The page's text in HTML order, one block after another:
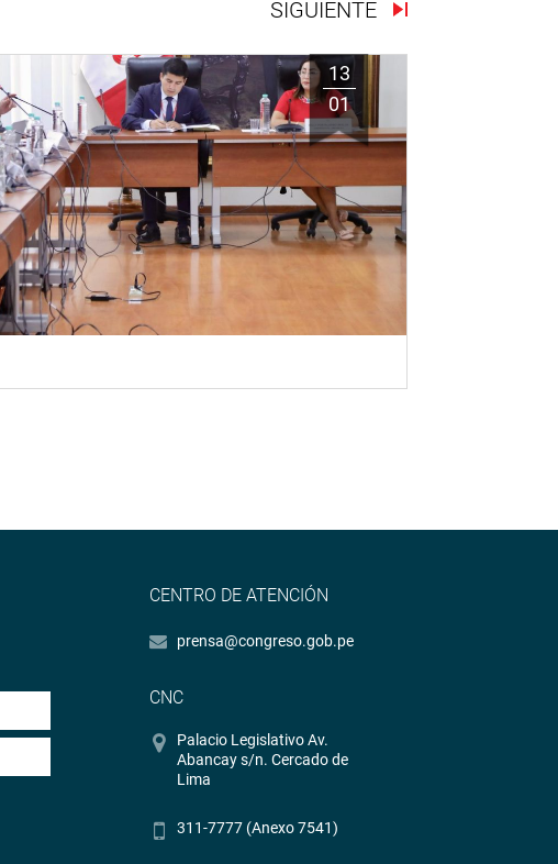
SIGUIENTE
13
01
CENTRO DE ATENCIÓN
prensa@congreso.gob.pe
CNC
Palacio Legislativo Av.
Abancay s/n. Cercado de
Lima
311-7777 (Anexo 7541)